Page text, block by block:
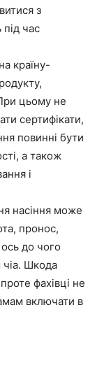
з
час
країну-
цьому не
сертифікати,
повинні бути
а також
і
насіння може
пронос,
до чого
чіа. Шкода
фахівці не
включати в